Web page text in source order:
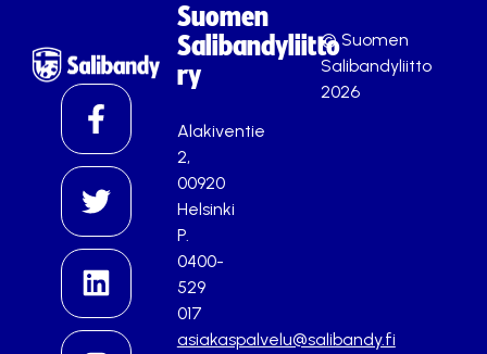
Suomen
Salibandyliitto
ry
Alakiventie
2,
00920
Helsinki
P.
0400-
529
017
asiakaspalvelu@salibandy.fi
© Suomen
Salibandyliitto
2026